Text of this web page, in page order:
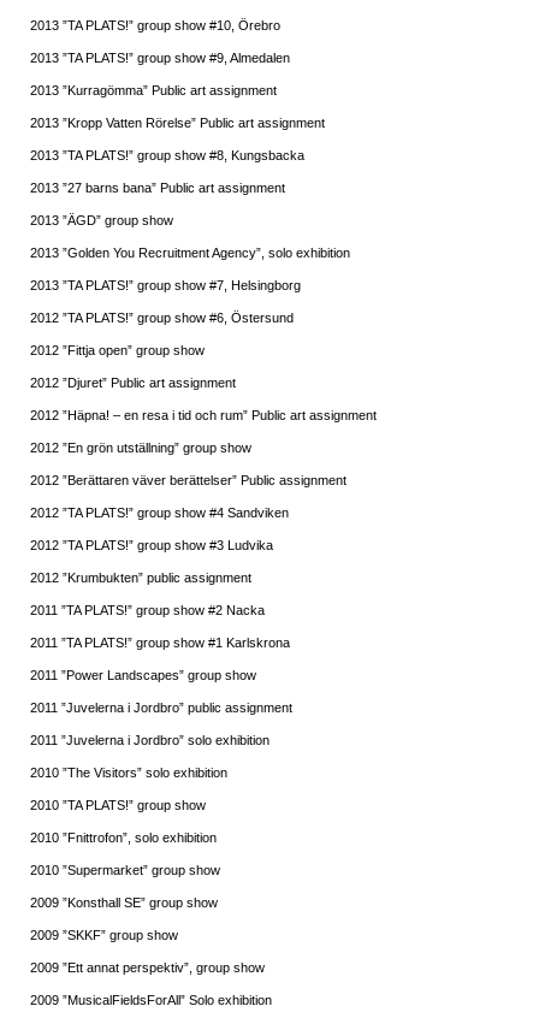
2013 ”TA PLATS!” group show #10, Örebro
2013 ”TA PLATS!” group show #9, Almedalen
2013 ”Kurragömma” Public art assignment
2013 ”Kropp Vatten Rörelse” Public art assignment
2013 ”TA PLATS!” group show #8, Kungsbacka
2013 ”27 barns bana” Public art assignment
2013 ”ÄGD” group show
2013 ”Golden You Recruitment Agency”, solo exhibition
2013 ”TA PLATS!” group show #7, Helsingborg
2012 ”TA PLATS!” group show #6, Östersund
2012 ”Fittja open” group show
2012 ”Djuret” Public art assignment
2012 ”Häpna! – en resa i tid och rum” Public art assignment
2012 ”En grön utställning” group show
2012 ”Berättaren väver berättelser” Public assignment
2012 ”TA PLATS!” group show #4 Sandviken
2012 ”TA PLATS!” group show #3 Ludvika
2012 ”Krumbukten” public assignment
2011 ”TA PLATS!” group show #2 Nacka
2011 ”TA PLATS!” group show #1 Karlskrona
2011 ”Power Landscapes” group show
2011 ”Juvelerna i Jordbro” public assignment
2011 ”Juvelerna i Jordbro” solo exhibition
2010 ”The Visitors” solo exhibition
2010 ”TA PLATS!” group show
2010 ”Fnittrofon”, solo exhibition
2010 ”Supermarket” group show
2009 ”Konsthall SE” group show
2009 ”SKKF” group show
2009 ”Ett annat perspektiv”, group show
2009 ”MusicalFieldsForAll” Solo exhibition